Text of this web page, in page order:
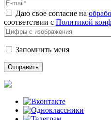
Даю свое согласие на
соответствии с Политикой
Запомнить меня